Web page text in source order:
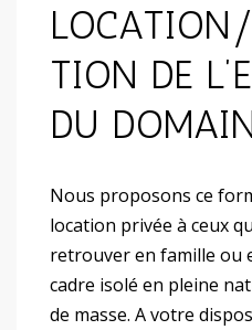
TION DE
DU
Nous proposons ce
location privée à ceux
retrouver en famille ou
cadre isolé en pleine
de masse. A votre